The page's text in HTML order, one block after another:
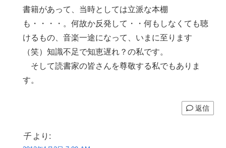
書籍があって、当時としては立派な本棚
も・・・・。何故か反発して・・何もしなくても聴
けるもの、音楽一途になって、いまに至ります
（笑）知識不足で知恵遅れ？の私です。
そして読書家の皆さんを尊敬する私でもありま
す。
返信
千 より: